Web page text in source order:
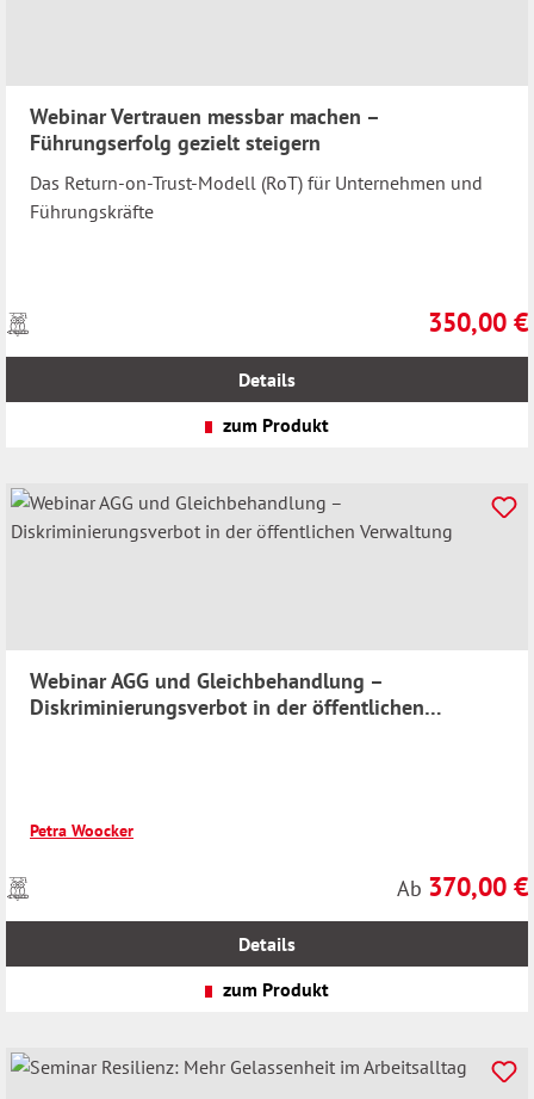
Webinar Vertrauen messbar machen –
Führungserfolg gezielt steigern
Das Return-on-Trust-Modell (RoT) für Unternehmen und
Führungskräfte
Regulärer
350,00 €
Preise
inkl.
Details
zum Produkt
Webinar AGG und Gleichbehandlung –
Diskriminierungsverbot in der öffentlichen
Petra Woocker
Regulärer
Ab 370,00 €
Preise
inkl.
Details
zum Produkt